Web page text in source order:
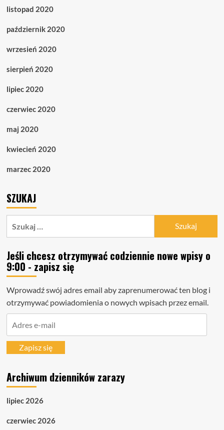
listopad 2020
październik 2020
wrzesień 2020
sierpień 2020
lipiec 2020
czerwiec 2020
maj 2020
kwiecień 2020
marzec 2020
SZUKAJ
Jeśli chcesz otrzymywać codziennie nowe wpisy o
9:00 - zapisz się
Wprowadź swój adres email aby zaprenumerować ten blog i
otrzymywać powiadomienia o nowych wpisach przez email.
mailZapisz się
Archiwum dzienników zarazy
lipiec 2026
czerwiec 2026